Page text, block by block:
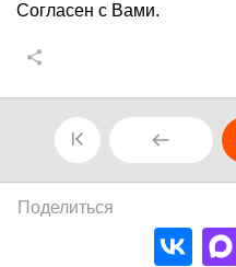
Согласен с Вами.
Поделиться